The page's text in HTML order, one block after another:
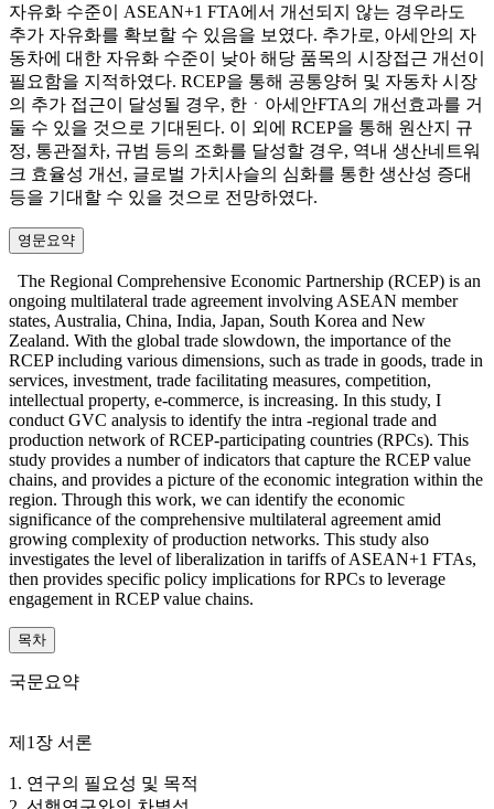
자유화 수준이 ASEAN+1 FTA에서 개선되지 않는 경우라도
추가 자유화를 확보할 수 있음을 보였다. 추가로, 아세안의 자
동차에 대한 자유화 수준이 낮아 해당 품목의 시장접근 개선이
필요함을 지적하였다. RCEP을 통해 공통양허 및 자동차 시장
의 추가 접근이 달성될 경우, 한ㆍ아세안FTA의 개선효과를 거
둘 수 있을 것으로 기대된다. 이 외에 RCEP을 통해 원산지 규
정, 통관절차, 규범 등의 조화를 달성할 경우, 역내 생산네트워
크 효율성 개선, 글로벌 가치사슬의 심화를 통한 생산성 증대
등을 기대할 수 있을 것으로 전망하였다.
영문요약
The Regional Comprehensive Economic Partnership (RCEP) is an
ongoing multilateral trade agreement involving ASEAN member
states, Australia, China, India, Japan, South Korea and New
Zealand. With the global trade slowdown, the importance of the
RCEP including various dimensions, such as trade in goods, trade in
services, investment, trade facilitating measures, competition,
intellectual property, e-commerce, is increasing. In this study, I
conduct GVC analysis to identify the intra -regional trade and
production network of RCEP-participating countries (RPCs). This
study provides a number of indicators that capture the RCEP value
chains, and provides a picture of the economic integration within the
region. Through this work, we can identify the economic
significance of the comprehensive multilateral agreement amid
growing complexity of production networks. This study also
investigates the level of liberalization in tariffs of ASEAN+1 FTAs,
then provides specific policy implications for RPCs to leverage
engagement in RCEP value chains.
목차
국문요약
제1장 서론
1. 연구의 필요성 및 목적